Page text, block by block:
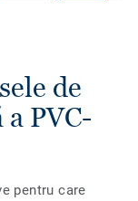
de
PVC-
pentru care